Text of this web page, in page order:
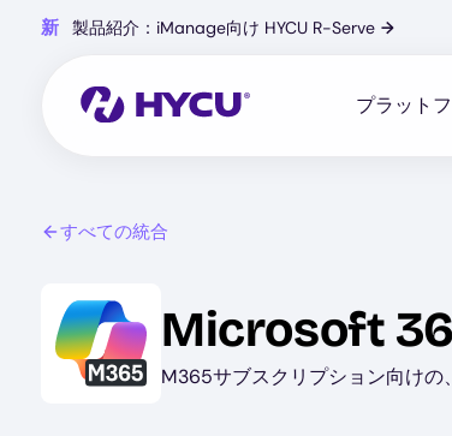
新 製品紹介：iManage向け HYCU R-Serve →
プラット
すべての統合
Image
Microsoft
M365サブスクリプション向けの